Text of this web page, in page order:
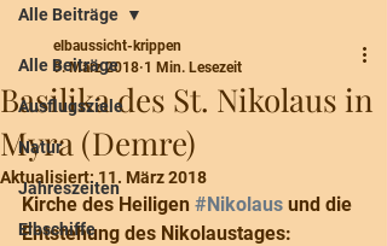
Alle Beiträge
Ausflugsziele
Natur
Jahreszeiten
Elbschiffe
Alle Beiträge
Basilika des St. Nikolaus in
Myra (Demre)
elbaussicht-krippen
9. März 2018 1 Min. Lesezeit
Aktualisiert: 11. März 2018
Kirche des Heiligen #Nikolaus und die
Entstehung des Nikolaustages: